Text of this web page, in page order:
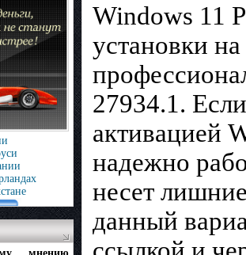
Windows 11
установки
27934.1.
активацией
надежно
несет
данный